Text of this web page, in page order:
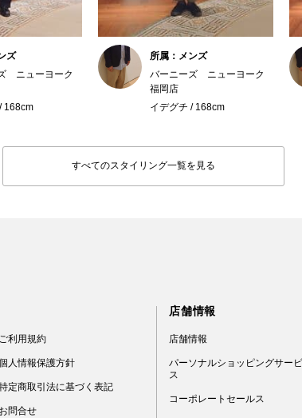
ズ
ニューヨーク
168cm
所属：メンズ
バーニーズ ニューヨーク
福岡店
イデグチ / 168cm
すべてのスタイリング一覧を見る
ご利用規約
人情報保護方針
定商取引法に基づく表記
お問合せ
店舗情報
店舗情報
パーソナルショッピングサービ
ス
コーポレートセールス